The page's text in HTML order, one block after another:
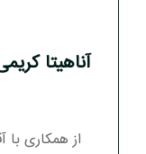
آناهیتا
از همکاری